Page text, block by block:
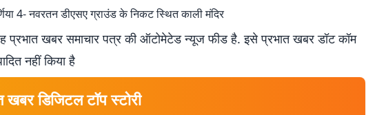
4- नवरतन डीएसए ग्राउंड के निकट स्थित काली मंदिर
प्रभात खबर समाचार पत्र की ऑटोमेटेड न्यूज फीड है. इसे प्रभात खबर डॉट कॉम
नहीं किया है
खबर डिजिटल टॉप स्टोरी